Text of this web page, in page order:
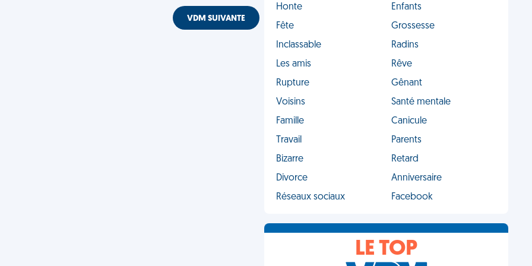
VDM SUIVANTE
Honte
Enfants
Fête
Grossesse
Inclassable
Radins
Les amis
Rêve
Rupture
Gênant
Voisins
Santé mentale
Famille
Canicule
Travail
Parents
Bizarre
Retard
Divorce
Anniversaire
Réseaux sociaux
Facebook
LE TOP